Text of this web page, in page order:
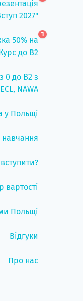
2027"
50% на
до B2
1
0 до B2 з
NAWA
у Польщі
навчання
вартості
Польщі
Відгуки
Про нас